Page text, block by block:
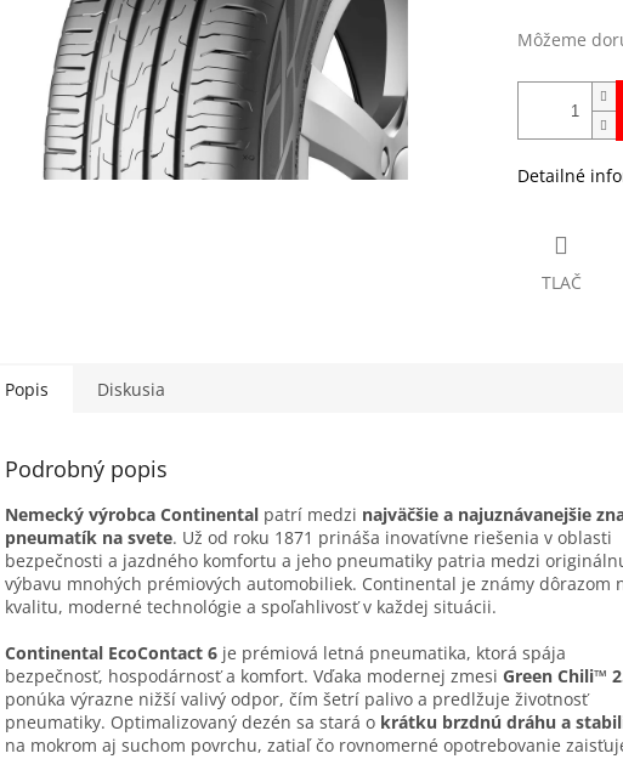
Môžeme
Detailné
TLAČ
Popis Diskusia
Podrobný popis
Nemecký výrobca Continental patrí medzi najväčšie a najuznávanejšie
pneumatík na svete. Už od roku 1871 prináša inovatívne riešenia v oblasti
bezpečnosti a jazdného komfortu a jeho pneumatiky patria medzi
výbavu mnohých prémiových automobiliek. Continental je známy dôrazom
kvalitu, moderné technológie a spoľahlivosť v každej situácii.
Continental EcoContact 6 je prémiová letná pneumatika, ktorá spája
bezpečnosť, hospodárnosť a komfort. Vďaka modernej zmesi Green Chili™
ponúka výrazne nižší valivý odpor, čím šetrí palivo a predlžuje životnosť
pneumatiky. Optimalizovaný dezén sa stará o krátku brzdnú dráhu a
na mokrom aj suchom povrchu, zatiaľ čo rovnomerné opotrebovanie